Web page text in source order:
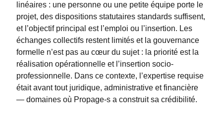
linéaires : une personne ou une petite équipe porte le
projet, des dispositions statutaires standards suffisent,
et l’objectif principal est l’emploi ou l’insertion. Les
échanges collectifs restent limités et la gouvernance
formelle n’est pas au cœur du sujet : la priorité est la
réalisation opérationnelle et l’insertion socio-
professionnelle. Dans ce contexte, l’expertise requise
était avant tout juridique, administrative et financière
— domaines où Propage-s a construit sa crédibilité.